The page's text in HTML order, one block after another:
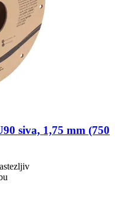
siva, 1,75 mm (750